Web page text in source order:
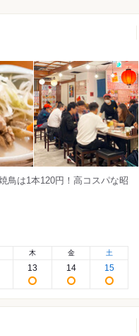
鳥は1本120円！高コスパな昭
木
13
金
14
土
15